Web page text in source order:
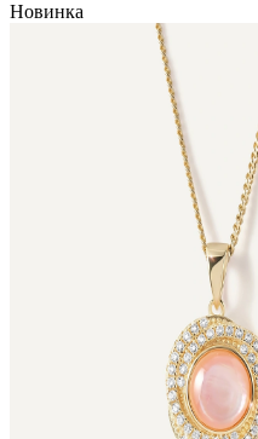
Новинка